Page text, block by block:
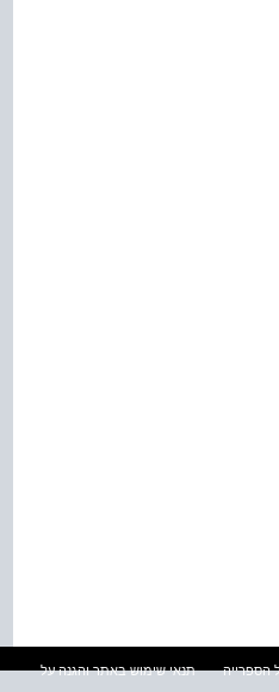
הספרייה
תנאי שימוש באתר והגנה על